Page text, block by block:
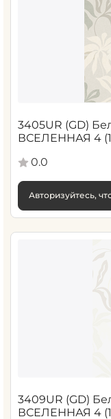
3405UR (GD)
ВСЕЛЕННАЯ 4
0.0
Авторизуйтесь,
3409UR (GD)
ВСЕЛЕННАЯ 4